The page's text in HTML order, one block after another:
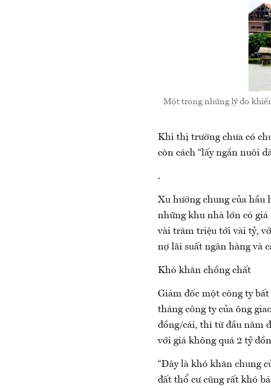
Một trong những lý do
Khi thị trường chưa có
còn cách “lấy ngắn nuôi
.
Xu hướng chung của hầu
những khu nhà lớn có giá
vài trăm triệu tới vài tỷ,
nợ lãi suất ngân hàng và
Khó khăn chồng chất
Giám đốc một công ty
tháng công ty của ông
đồng/cái, thì từ đầu năm
với giá không quá 2 tỷ
“Đây là khó khăn chung
đất thổ cư cũng rất khó